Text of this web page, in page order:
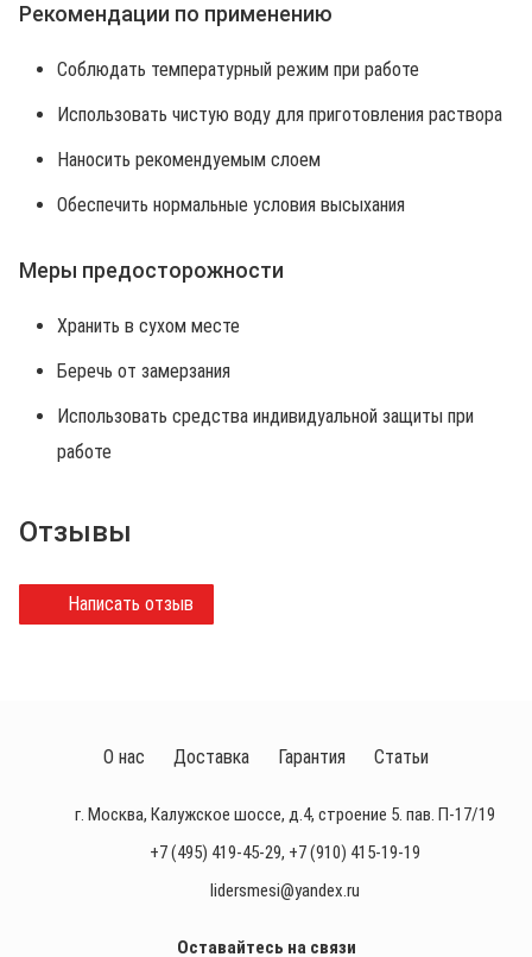
Рекомендации по применению
Соблюдать температурный режим при работе
Использовать чистую воду для приготовления раствора
Наносить рекомендуемым слоем
Обеспечить нормальные условия высыхания
Меры предосторожности
Хранить в сухом месте
Беречь от замерзания
Использовать средства индивидуальной защиты при
работе
Отзывы
Написать отзыв
г. Москва, Калужское шоссе, д.4, строение 5. пав. П-17/19
+7 (495) 419-45-29, +7 (910) 415-19-19
lidersmesi@yandex.ru
О нас Доставка Гарантия Статьи
Оставайтесь на связи